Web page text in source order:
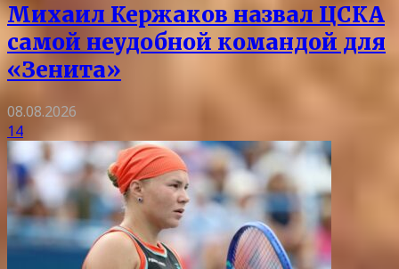
Михаил Кержаков назвал ЦСКА
самой неудобной командой для
«Зенита»
08.08.2026
14